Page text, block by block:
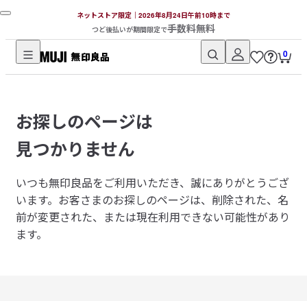
ネットストア限定｜2026年8月24日午前10時まで
つど後払いが期間限定で手数料無料
無
品
ネ
ッ
ト
ス
ト
ア
0
お探しのページは
見つかりません
いつも無印良品をご利用いただき、誠にありがとうござ
います。 お客さまのお探しのページは、削除された、名
前が変更された、または現在利用できない可能性があり
ます。